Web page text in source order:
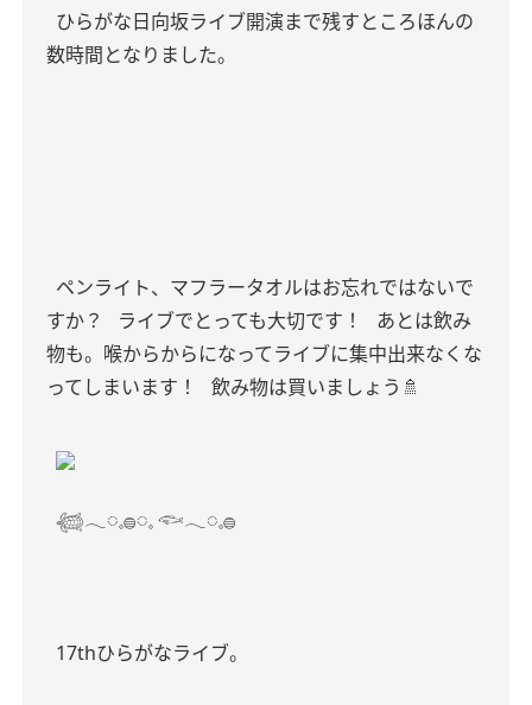
ひらがな日向坂ライブ開演まで残すところほんの
数時間となりました。
ペンライト、マフラータオルはお忘れではないで
すか？
ライブでとっても大切です！
あとは飲み
物も。喉からからになってライブに集中出来なくな
ってしまいます！
飲み物は買いましょう🚿
𓆉𓂃◌𓈒𓐍◌𓈒 𓆟𓂃◌𓈒𓐍
17thひらがなライブ。